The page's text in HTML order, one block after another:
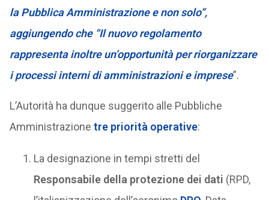
la Pubblica Amministrazione e non solo”,
aggiungendo che “Il nuovo regolamento
rappresenta inoltre un’opportunità per riorganizzare
i processi interni di amministrazioni e imprese”.
L’Autorità ha dunque suggerito alle Pubbliche
Amministrazione tre priorità operative:
La designazione in tempi stretti del
Responsabile della protezione dei dati (RPD,